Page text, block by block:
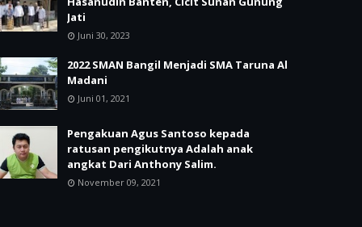
Jati
Juni 30, 2023
2022 SMAN Bangil Menjadi SMA Taruna Al
Madani
Juni 01, 2021
Pengakuan Agus Santoso kepada
ratusan pengikutnya Adalah anak
angkat Dari Anthony Salim.
November 09, 2021